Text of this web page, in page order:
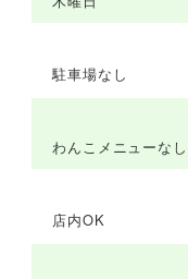
駐車場なし
わんこメニューなし
店内OK